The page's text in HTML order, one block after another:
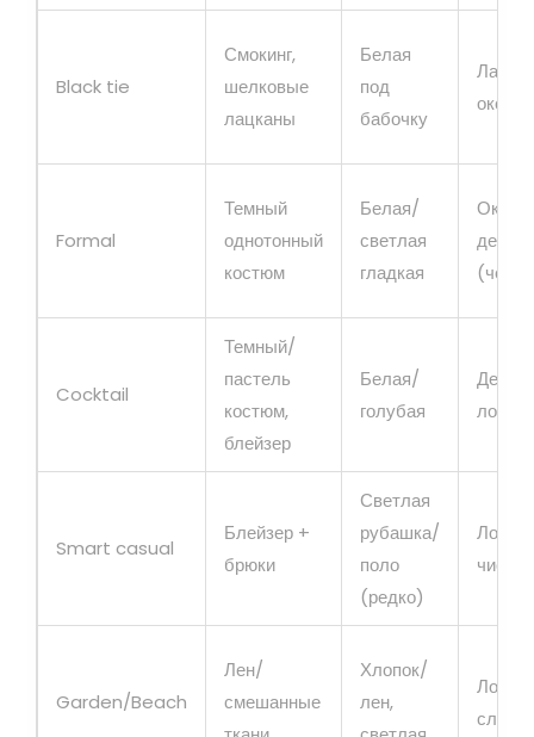
Black tie
Смокинг,
шелковые
лацканы
Белая
под
бабочку
Formal
Темный
однотонный
костюм
Белая/
светлая
гладкая
дерби
Cocktail
Темный/
пастель
костюм,
блейзер
Белая/
голубая
Smart casual
Блейзер +
брюки
Светлая
рубашка/
поло
(редко)
Garden/Beach
Лен/
смешанные
Хлопок/
лен,